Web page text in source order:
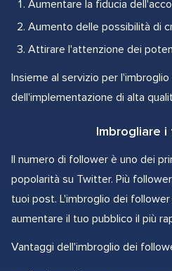
Aumentare la fiducia
Aumento delle possibilità di
Attirare l'attenzione dei
Insieme al servizio per
dell'implementazione di alta
Imbrogliare
Il numero di follower è uno dei
popolarità su Twitter. Più
tuoi post. L'imbroglio dei
aumentare il tuo pubblico il più
Vantaggi dell'imbroglio dei